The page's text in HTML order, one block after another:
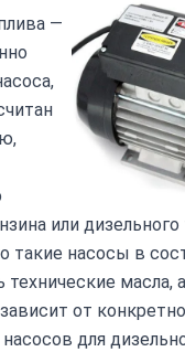
—
или дизельного
такие насосы в
технические масла,
от
для